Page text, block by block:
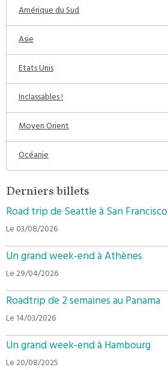
Amérique du Sud
Asie
Etats Unis
Inclassables !
Moyen Orient
Océanie
Derniers billets
Road trip de Seattle à San Francisco
Le 03/08/2026
Un grand week-end à Athènes
Le 29/04/2026
Roadtrip de 2 semaines au Panama
Le 14/03/2026
Un grand week-end à Hambourg
Le 20/08/2025